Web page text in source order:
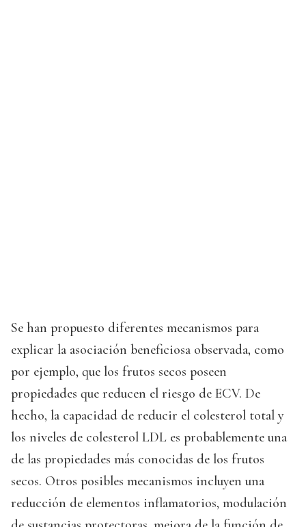
Se han propuesto diferentes mecanismos para
explicar la asociación beneficiosa observada, como
por ejemplo, que los frutos secos poseen
propiedades que reducen el riesgo de ECV. De
hecho, la capacidad de reducir el colesterol total y
los niveles de colesterol LDL es probablemente una
de las propiedades más conocidas de los frutos
secos. Otros posibles mecanismos incluyen una
reducción de elementos inflamatorios, modulación